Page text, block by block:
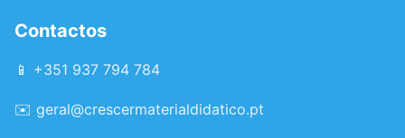
Contactos
📱 +351 937 794 784
✉️ geral@crescermaterialdidatico.pt